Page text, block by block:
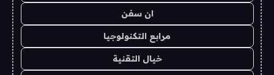
ان سفن
مرابع التكنولوجيا
خيال التقنية